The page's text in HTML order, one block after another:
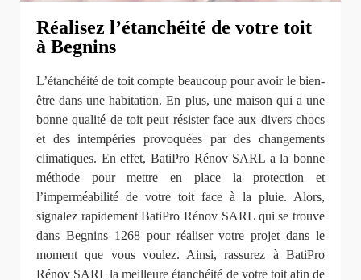
Réalisez l’étanchéité de votre toit
à Begnins
L’étanchéité de toit compte beaucoup pour avoir le bien-
être dans une habitation. En plus, une maison qui a une
bonne qualité de toit peut résister face aux divers chocs
et des intempéries provoquées par des changements
climatiques. En effet, BatiPro Rénov SARL a la bonne
méthode pour mettre en place la protection et
l’imperméabilité de votre toit face à la pluie. Alors,
signalez rapidement BatiPro Rénov SARL qui se trouve
dans Begnins 1268 pour réaliser votre projet dans le
moment que vous voulez. Ainsi, rassurez à BatiPro
Rénov SARL la meilleure étanchéité de votre toit afin de